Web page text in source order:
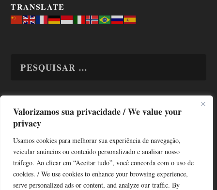
Valorizamos sua privacidade / We value your
privacy
Usamos cookies para melhorar sua experiência de navegação,
veicular anúncios ou conteúdo personalizado e analisar nosso
tráfego. Ao clicar em “Aceitar tudo”, você concorda com o uso de
cookies. / We use cookies to enhance your browsing experience,
serve personalized ads or content, and analyze our traffic. By
TRANSLATE
TODAS OS ASSUNTOS